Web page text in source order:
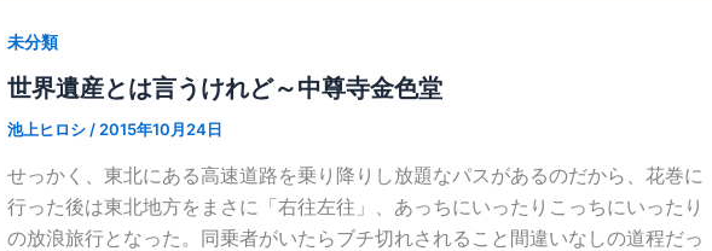
未分類
世界遺産とは言うけれど～中尊寺金色堂
池上ヒロシ/2015年10月24日
せっかく、東北にある高速道路を乗り降りし放題なパスがあるのだから、花巻に
行った後は東北地方をまさに「右往左往」、あっちにいったりこっちにいったり
の放浪旅行となった。同乗者がいたらブチ切れされること間違いなしの道程だっ